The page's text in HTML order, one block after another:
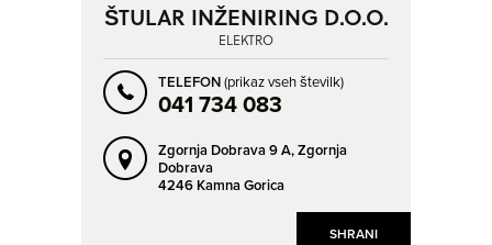
SHRANI
ŠTULAR INŽENIRING D.O.O.
ELEKTRO
TELEFON(prikaz vseh številk)
041 734 083
Zgornja Dobrava 9 A,Zgornja
Dobrava
4246 Kamna Gorica